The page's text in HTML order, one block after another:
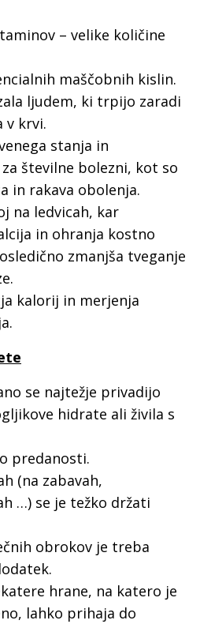
– velike količine
maščobnih kislin.
ljudem, ki trpijo zaradi
v krvi.
stanja in
številne bolezni, kot so
in rakava obolenja.
na ledvicah, kar
in ohranja kostno
zmanjša tveganje
kalorij in merjenja
se najtežje privadijo
hidrate ali živila s
predanosti.
(na zabavah,
…) se je težko držati
obrokov je treba
hrane, na katero je
lahko prihaja do